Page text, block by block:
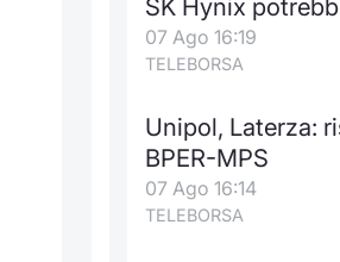
SK Hynix
07 Ago 16:19
TELEBORSA
Unipol, Laterza:
BPER-MPS
07 Ago 16:14
TELEBORSA